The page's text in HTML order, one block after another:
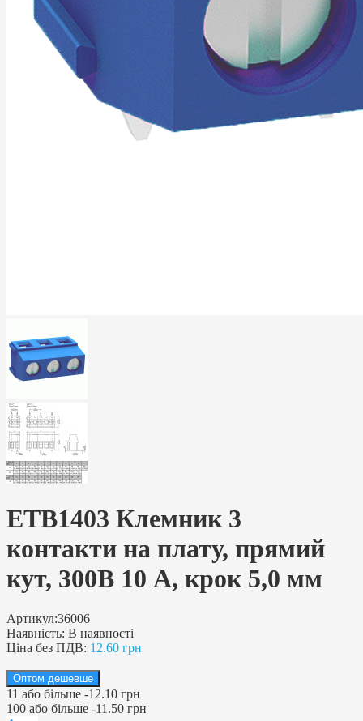
ETB1403 Клемник 3
контакти на плату, прямий
кут, 300В 10 А, крок 5,0 мм
Артикул:36006
Наявність: В наявності
Ціна без ПДВ: 12.60 грн
Оптом дешевше
11 або більше -12.10 грн
100 або більше -11.50 грн